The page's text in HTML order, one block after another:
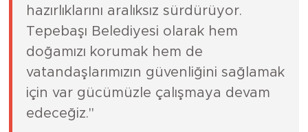
hazırlıklarını aralıksız sürdürüyor.
Tepebaşı Belediyesi olarak hem
doğamızı korumak hem de
vatandaşlarımızın güvenliğini sağlamak
için var gücümüzle çalışmaya devam
edeceğiz."